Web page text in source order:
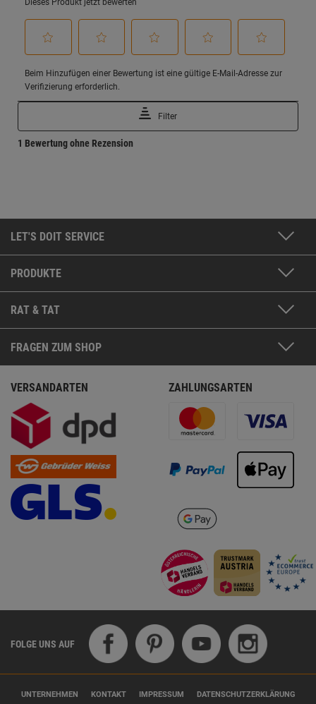
LET'S DOIT SERVICE
PRODUKTE
RAT & TAT
FRAGEN ZUM SHOP
VERSANDARTEN ZAHLUNGSARTEN
FOLGE UNS AUF
UNTERNEHMEN KONTAKT IMPRESSUM DATENSCHUTZERKLÄRUNG